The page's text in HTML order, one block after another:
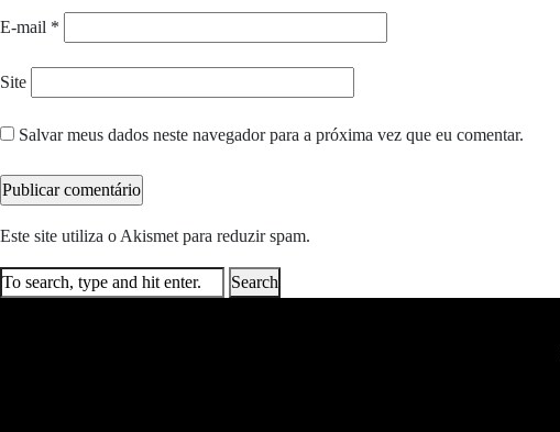
E-mail *
Site
Salvar meus dados neste navegador para a próxima vez que eu comentar.
Este site utiliza o Akismet para reduzir spam.
Search